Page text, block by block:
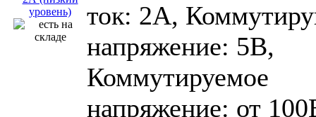
ток: 2А,
напряжение: 5В,
Коммутируемое
напряжение: от